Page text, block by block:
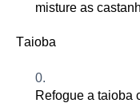
misture as
Taioba
Refogue a taioba